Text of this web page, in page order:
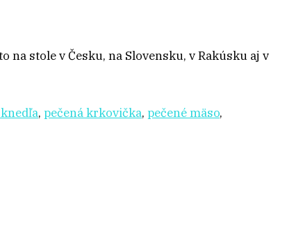
stole v Česku, na Slovensku, v Rakúsku aj v
, pečená krkovička, pečené mäso,